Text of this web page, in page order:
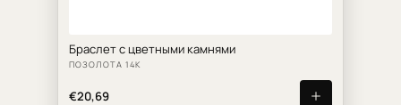
Браслет с цветными камнями
ПОЗОЛОТА 14К
€20,69